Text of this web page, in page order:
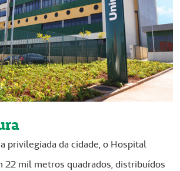
privilegiada da cidade, o Hospital
22 mil metros quadrados, distribuídos